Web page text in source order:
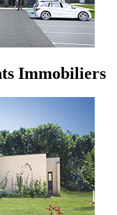
Immobiliers